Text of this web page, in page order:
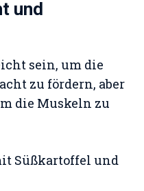
und
sein, um die
zu fördern, aber
die Muskeln zu
Süßkartoffel und